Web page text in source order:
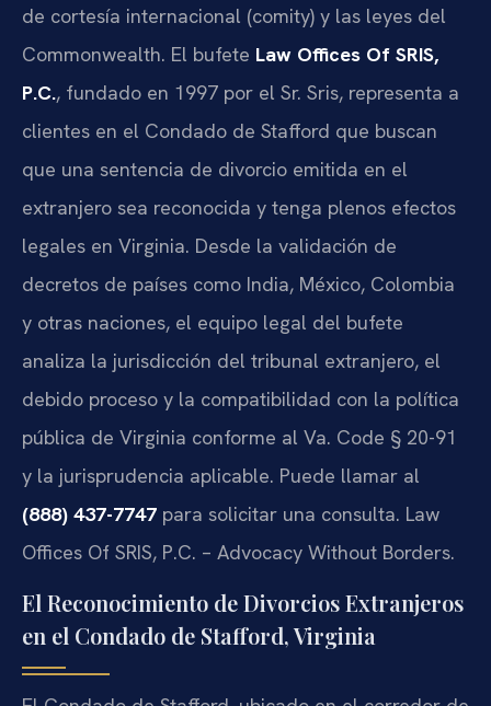
de cortesía internacional (comity) y las leyes del
Commonwealth. El bufete Law Offices Of SRIS,
P.C., fundado en 1997 por el Sr. Sris, representa a
clientes en el Condado de Stafford que buscan
que una sentencia de divorcio emitida en el
extranjero sea reconocida y tenga plenos efectos
legales en Virginia. Desde la validación de
decretos de países como India, México, Colombia
y otras naciones, el equipo legal del bufete
analiza la jurisdicción del tribunal extranjero, el
debido proceso y la compatibilidad con la política
pública de Virginia conforme al Va. Code § 20-91
y la jurisprudencia aplicable. Puede llamar al
(888) 437-7747 para solicitar una consulta. Law
Offices Of SRIS, P.C. – Advocacy Without Borders.
El Reconocimiento de Divorcios Extranjeros
en el Condado de Stafford, Virginia